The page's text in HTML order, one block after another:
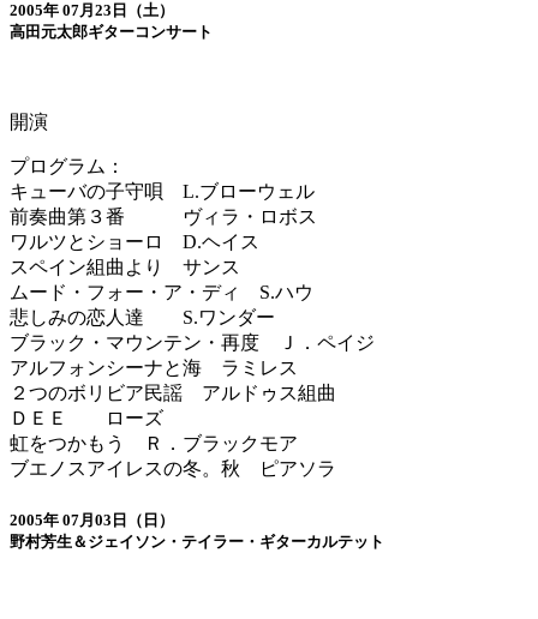
2005年 07月23日（土）
高田元太郎ギターコンサート
開演
プログラム：
キューバの子守唄 L.ブローウェル
前奏曲第３番 ヴィラ・ロボス
ワルツとショーロ D.ヘイス
スペイン組曲より サンス
ムード・フォー・ア・ディ S.ハウ
悲しみの恋人達 S.ワンダー
ブラック・マウンテン・再度 Ｊ．ペイジ
アルフォンシーナと海 ラミレス
２つのボリビア民謡 アルドゥス組曲
ＤＥＥ ローズ
虹をつかもう Ｒ．ブラックモア
ブエノスアイレスの冬。秋 ピアソラ
2005年 07月03日（日）
野村芳生＆ジェイソン・テイラー・ギターカルテット